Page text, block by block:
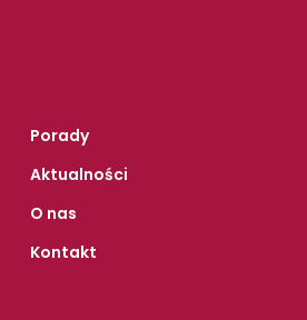
Porady
Aktualności
O nas
Kontakt